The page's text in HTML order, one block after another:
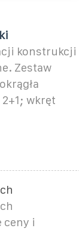
konstrukcji
Zestaw
wkręt
ceny i